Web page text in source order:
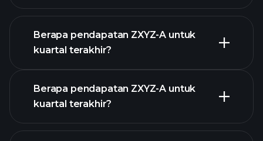
Berapa pendapatan ZXYZ-A untuk
kuartal terakhir?
Berapa pendapatan ZXYZ-A untuk
kuartal terakhir?